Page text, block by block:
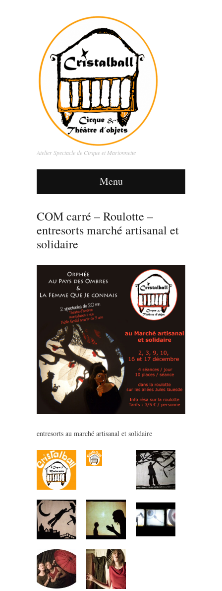
Atelier Spectacle de Cirque et Marionnette
Menu
COM carré – Roulotte –
entresorts marché artisanal et
solidaire
entresorts au marché artisanal et solidaire